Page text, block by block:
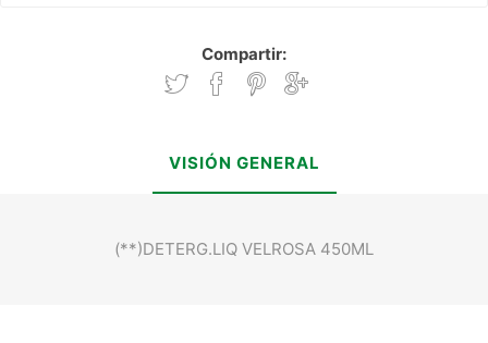
Compartir:
VISIÓN GENERAL
(**)DETERG.LIQ VELROSA 450ML